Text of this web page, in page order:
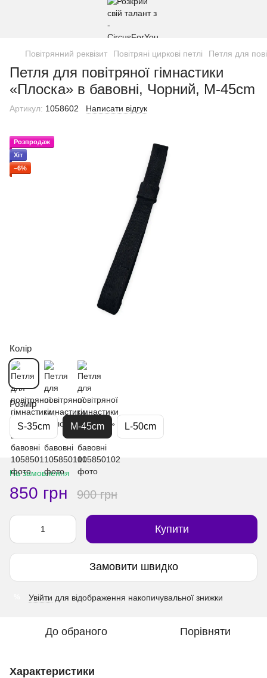
Повітрянний реквізит Повітряні циркові петлі Петля для
Петля для повітряної гімнастики
«Плоска» в бавовні, Чорний, M-45cm
Артикул: 1058602 Написати відгук
Розпродаж
Хіт
−6%
Колір
Розмір
S-35cm M-45cm L-50cm
На замовлення
850 грн 900 грн
Купити
Замовити швидко
Увійти для відображення накопичувальної знижки
До обраного Порівняти
Характеристики